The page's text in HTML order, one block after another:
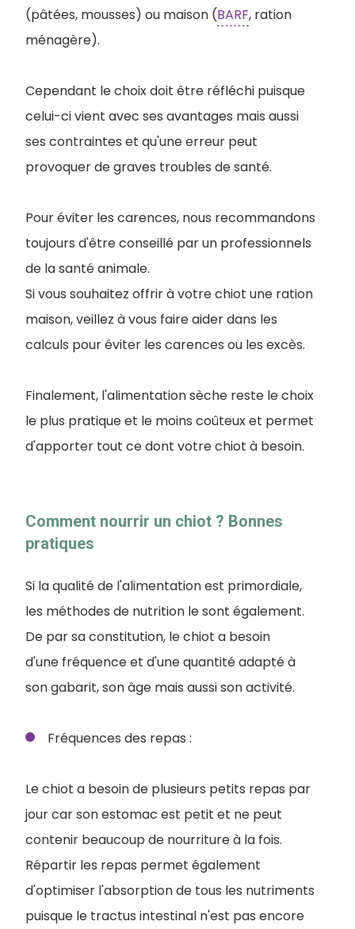
(pâtées, mousses) ou maison (BARF, ration
ménagère).
Cependant le choix doit être réfléchi puisque
celui-ci vient avec ses avantages mais aussi
ses contraintes et qu'une erreur peut
provoquer de graves troubles de santé.
Pour éviter les carences, nous recommandons
toujours d'être conseillé par un professionnels
de la santé animale.
Si vous souhaitez offrir à votre chiot une ration
maison, veillez à vous faire aider dans les
calculs pour éviter les carences ou les excès.
Finalement, l'alimentation sèche reste le choix
le plus pratique et le moins coûteux et permet
d'apporter tout ce dont votre chiot à besoin.
Comment nourrir un chiot ? Bonnes
pratiques
Si la qualité de l'alimentation est primordiale,
les méthodes de nutrition le sont également.
De par sa constitution, le chiot a besoin
d'une fréquence et d'une quantité adapté à
son gabarit, son âge mais aussi son activité.
Fréquences des repas :
Le chiot a besoin de plusieurs petits repas par
jour car son estomac est petit et ne peut
contenir beaucoup de nourriture à la fois.
Répartir les repas permet également
d'optimiser l'absorption de tous les nutriments
puisque le tractus intestinal n'est pas encore